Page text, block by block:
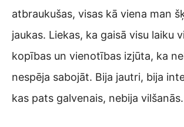
atbraukušas, visas kā viena man
jaukas. Liekas, ka gaisā visu laiku
kopības un vienotības izjūta, ka
nespēja sabojāt. Bija jautri, bija
kas pats galvenais, nebija vilšanās.